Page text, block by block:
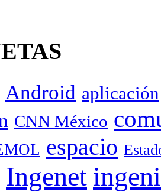
Android aplicación
CNN México
espacio
Ingenet